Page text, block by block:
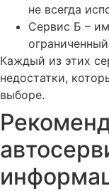
не всегда
Сервис Б –
Каждый из этих
недостатки,
выборе.